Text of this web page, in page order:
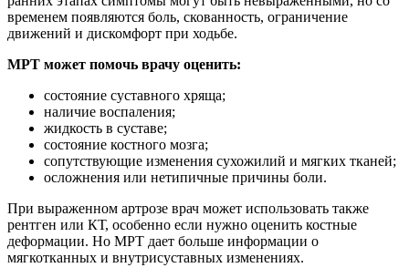
временем появляются боль, скованность, ограничение
движений и дискомфорт при ходьбе.
МРТ может помочь врачу оценить:
состояние суставного хряща;
наличие воспаления;
жидкость в суставе;
состояние костного мозга;
сопутствующие изменения сухожилий и мягких тканей;
осложнения или нетипичные причины боли.
При выраженном артрозе врач может использовать также
рентген или КТ, особенно если нужно оценить костные
деформации. Но МРТ дает больше информации о
мягкотканных и внутрисуставных изменениях.